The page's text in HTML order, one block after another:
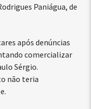
Paniágua, de
após denúncias
comercializar
Sérgio.
não teria